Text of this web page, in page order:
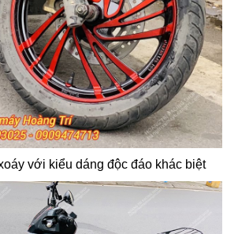
với kiểu dáng độc đáo khác biệt